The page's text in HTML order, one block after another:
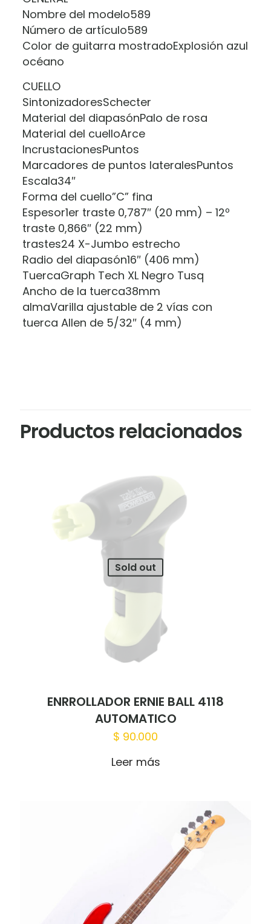
Nombre del modelo589
Número de artículo589
Color de guitarra mostradoExplosión azul
océano
CUELLO
SintonizadoresSchecter
Material del diapasónPalo de rosa
Material del cuelloArce
IncrustacionesPuntos
Marcadores de puntos lateralesPuntos
Escala34″
Forma del cuello”C” fina
Espesor1er traste 0,787″ (20 mm) – 12º
traste 0,866″ (22 mm)
trastes24 X-Jumbo estrecho
Radio del diapasón16″ (406 mm)
TuercaGraph Tech XL Negro Tusq
Ancho de la tuerca38mm
almaVarilla ajustable de 2 vías con
tuerca Allen de 5/32″ (4 mm)
Productos relacionados
Sold out
ENRROLLADOR ERNIE BALL 4118
AUTOMATICO
$ 90.000
Leer más